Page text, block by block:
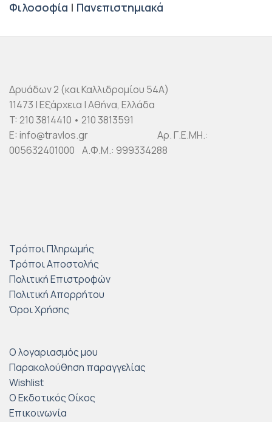
Φιλοσοφία | Πανεπιστημιακά
Δρυάδων 2 (και Καλλιδρομίου 54Α)
11473 | Εξάρχεια | Αθήνα, Ελλάδα
T: 210 3814410 • 210 3813591
E: info@travlos.gr Αρ. Γ.Ε.ΜΗ.:
005632401000 Α.Φ.Μ.: 999334288
Τρόποι Πληρωμής
Τρόποι Αποστολής
Πολιτική Επιστροφών
Πολιτική Απορρήτου
Όροι Χρήσης
Ο λογαριασμός μου
Παρακολούθηση παραγγελίας
Wishlist
Ο Εκδοτικός Οίκος
Επικοινωνία